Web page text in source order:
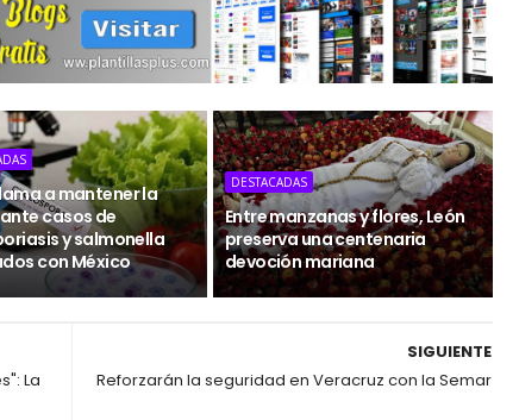
a mantener la
casos de
y salmonella
con México
DESTACADAS
Entre manzanas y flores, León
preserva una centenaria
devoción mariana
SIGUIENTE
Reforzarán la seguridad en Veracruz con la Semar
La